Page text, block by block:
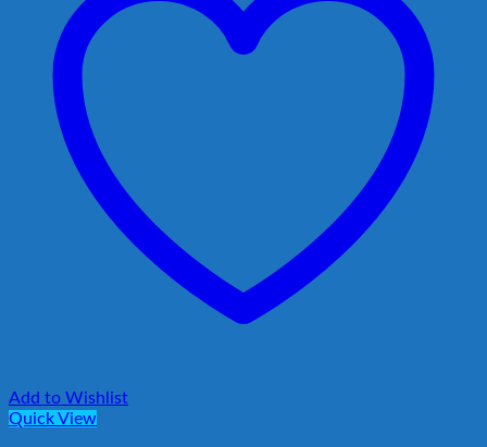
Add to Wishlist
Quick View